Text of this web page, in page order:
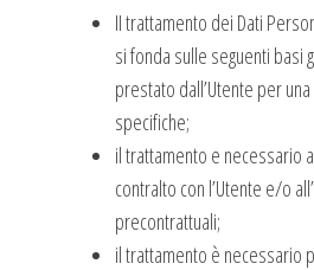
II trattamento dei Dati
si fonda sulle seguenti basi
prestato dall’Utente per
specifiche;
il trattamento e necessario
contralto con l’Utente e/o
precontrattuali;
il trattamento è necessario